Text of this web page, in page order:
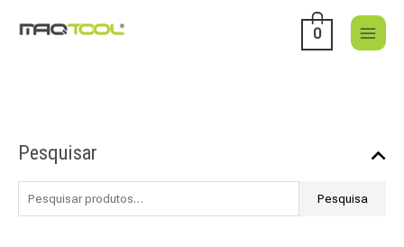
0
Pesquisar
e
Pesquisa